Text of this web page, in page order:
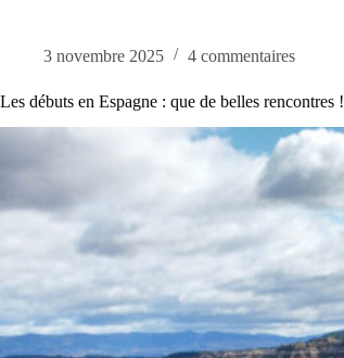
3 novembre 2025 4 commentaires
Les débuts en Espagne : que de belles rencontres !